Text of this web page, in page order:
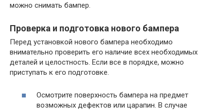
можно снимать бампер.
Проверка и подготовка нового бампера
Перед установкой нового бампера необходимо
внимательно проверить его наличие всех необходимых
деталей и целостность. Если все в порядке, можно
приступать к его подготовке.
Осмотрите поверхность бампера на предмет
возможных дефектов или царапин. В случае